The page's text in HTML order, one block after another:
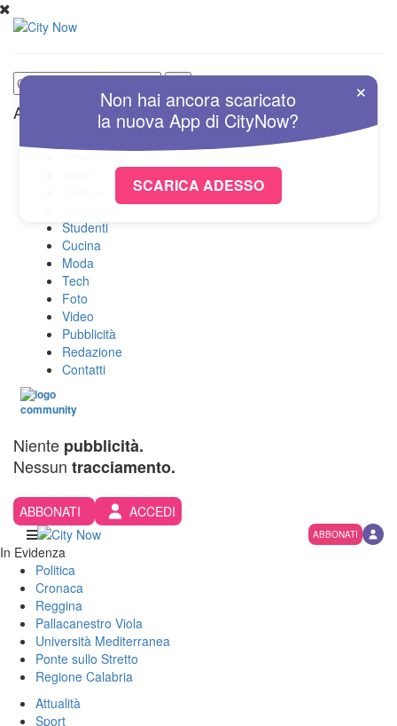
Altre Sezioni
Attualità
Spettacolo
Studenti
Cucina
Moda
Tech
Foto
Video
Pubblicità
Redazione
Contatti
Niente pubblicità.
Nessun tracciamento.
ABBONATI ACCEDI
ABBONATI
In Evidenza
Politica
Cronaca
Reggina
Pallacanestro Viola
Università Mediterranea
Ponte sullo Stretto
Regione Calabria
Attualità
Sport
×
Non hai ancora scaricato
la nuovaApp di CityNow?
SCARICA ADESSO